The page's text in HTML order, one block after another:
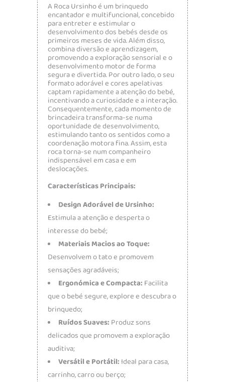
A Roca Ursinho é um brinquedo
encantador e multifuncional, concebido
para entreter e estimular o
desenvolvimento dos bebés desde os
primeiros meses de vida. Além disso,
combina diversão e aprendizagem,
promovendo a exploração sensorial e o
desenvolvimento motor de forma
segura e divertida. Por outro lado, o seu
formato adorável e cores apelativas
captam rapidamente a atenção do bebé,
incentivando a curiosidade e a interação.
Consequentemente, cada momento de
brincadeira transforma-se numa
oportunidade de desenvolvimento,
estimulando tanto os sentidos como a
coordenação motora fina. Assim, esta
roca torna-se num companheiro
indispensável em casa e em
deslocações.
Características Principais:
Design Adorável de Ursinho:
Estimula a atenção e desperta o
interesse do bebé;
Materiais Macios ao Toque:
Desenvolvem o tato e promovem
sensações agradáveis;
Ergonómica e Compacta: Facilita
que o bebé segure, explore e descubra o
brinquedo;
Ruídos Suaves: Produz sons
delicados que promovem a exploração
auditiva;
Versátil e Portátil: Ideal para casa,
carrinho, carro ou berço;